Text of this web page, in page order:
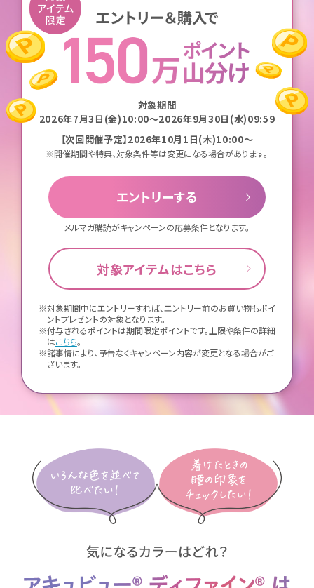
対象期間
2026年7月3日(金)10:00～2026年9月30日(水)09:59
【次回開催予定】2026年10月1日(木)10:00～
※開催期間や特典、対象条件等は変更になる場合があります。
エントリーする
メルマガ購読がキャンペーンの応募条件となります。
対象アイテムはこちら
※対象期間中にエントリーすれば、エントリー前のお買い物もポイ
ントプレゼントの対象となります。
※付与されるポイントは期間限定ポイントです。上限や条件の詳細
はこちら。
※諸事情により、予告なくキャンペーン内容が変更となる場合がご
ざいます。